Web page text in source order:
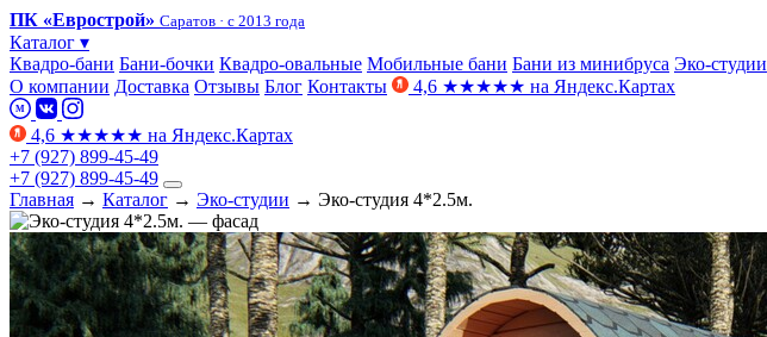
ПК «Еврострой» Саратов · с 2013 года
Каталог ▾
Квадро-бани Бани-бочки Квадро-овальные Мобильные бани Бани из минибруса Эко-студии
О компании Доставка Отзывы Блог Контакты 4,6 ★★★★★ на Яндекс.Картах
M
4,6 ★★★★★ на Яндекс.Картах
+7 (927) 899-45-49
+7 (927) 899-45-49
Главная → Каталог → Эко-студии → Эко-студия 4*2.5м.